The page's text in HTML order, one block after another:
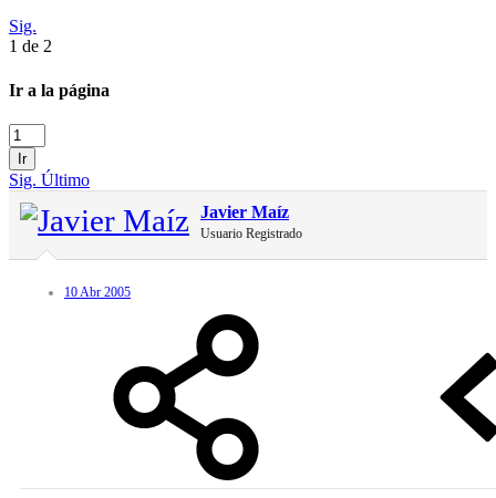
Sig.
1 de 2
Ir a la página
Ir
Sig. Último
Javier Maíz
Usuario Registrado
10 Abr 2005